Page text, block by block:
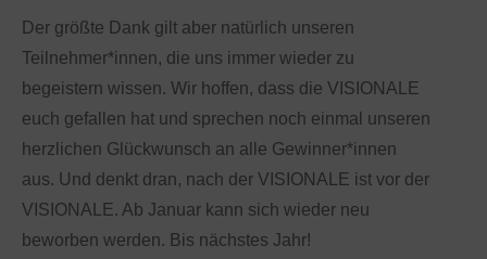
Der größte Dank gilt aber natürlich unseren
Teilnehmer*innen, die uns immer wieder zu
begeistern wissen. Wir hoffen, dass die VISIONALE
euch gefallen hat und sprechen noch einmal unseren
herzlichen Glückwunsch an alle Gewinner*innen
aus. Und denkt dran, nach der VISIONALE ist vor der
VISIONALE. Ab Januar kann sich wieder neu
beworben werden. Bis nächstes Jahr!